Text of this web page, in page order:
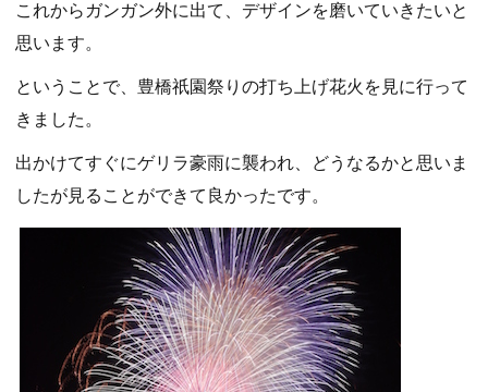
これからガンガン外に出て、デザインを磨いていきたいと
思います。
ということで、豊橋祇園祭りの打ち上げ花火を見に行って
きました。
出かけてすぐにゲリラ豪雨に襲われ、どうなるかと思いま
したが見ることができて良かったです。